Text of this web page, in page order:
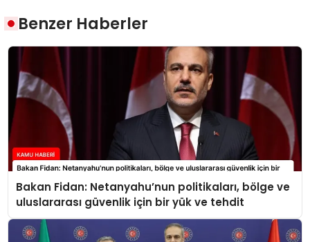
Benzer Haberler
Bakan Fidan: Netanyahu’nun politikaları, bölge ve
uluslararası güvenlik için bir yük ve tehdit